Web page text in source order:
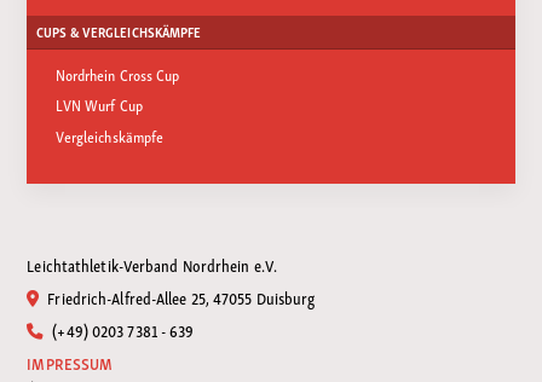
CUPS & VERGLEICHSKÄMPFE
Nordrhein Cross Cup
LVN Wurf Cup
Vergleichskämpfe
Leichtathletik-Verband Nordrhein e.V.
Friedrich-Alfred-Allee 25, 47055 Duisburg
(+49) 0203 7381 - 639
IMPRESSUM